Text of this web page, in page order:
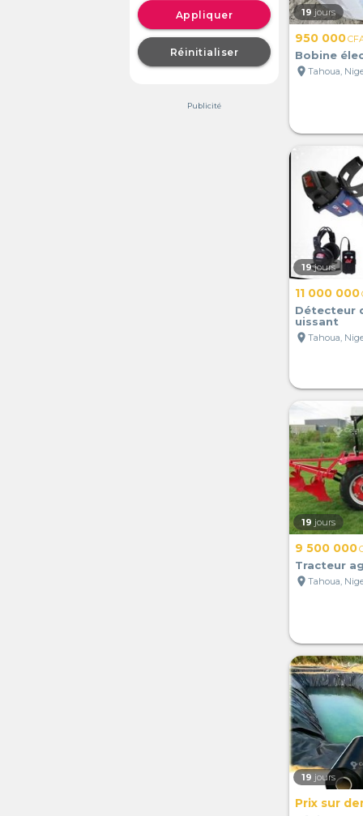
Appliquer
Réinitialiser
Publicité
19 jours
950 000
Bobine
location_on Tahoua,
19 jours
11 000 000
Détecteur
uissant
location_on Tahoua,
19 jours
9 500 000
Tracteur
location_on Tahoua,
19 jours
Prix sur